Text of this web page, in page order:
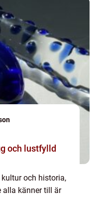
och historia,
alla känner till är